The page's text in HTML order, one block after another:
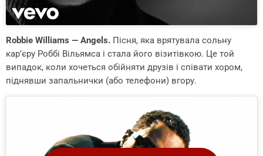
Robbie Williams — Angels. Пісня, яка врятувала сольну
кар’єру Роббі Вільямса і стала його візитівкою. Це той
випадок, коли хочеться обійняти друзів і співати хором,
піднявши запальнички (або телефони) вгору.